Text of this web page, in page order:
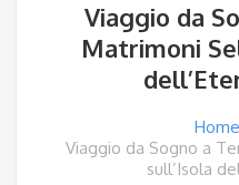
Viaggio da
Matrimoni
Home
Viaggio da Sogno a
sull’Isola